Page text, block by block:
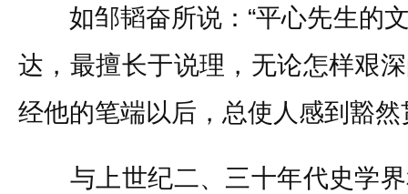
如邹韬奋所说：“平心先生的文
达，最擅长于说理，无论怎样艰
经他的笔端以后，总使人感到豁然
与上世纪二、三十年代史学界